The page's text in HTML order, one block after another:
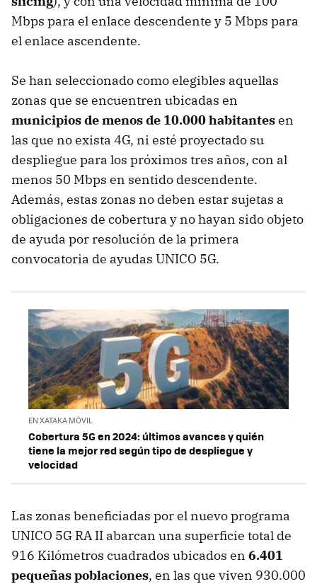
Mbps para el enlace descendente y 5 Mbps para
el enlace ascendente.
Se han seleccionado como elegibles aquellas
zonas que se encuentren ubicadas en
municipios de menos de 10.000 habitantesen
las que no exista 4G, ni esté proyectado su
despliegue para los próximos tres años, con al
menos 50 Mbps en sentido descendente.
Además, estas zonas no deben estar sujetas a
obligaciones de cobertura y no hayan sido objeto
de ayuda por resolución de la primera
convocatoria de ayudas UNICO 5G.
EN XATAKA MÓVIL
Cobertura 5G en 2024: últimos avances y quién
tiene la mejor red según tipo de despliegue y
velocidad
Las zonas beneficiadas por el nuevo programa
UNICO 5G RA II abarcan una superficie total de
916 Kilómetros cuadrados ubicados en 6.401
pequeñas poblaciones, en las que viven 930.000